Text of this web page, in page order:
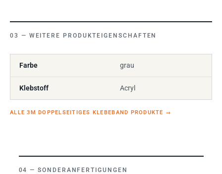
WEITERE PRODUKTEIGENSCHAFTEN
Farbe grau
Klebstoff Acryl
ALLE 3M DOPPELSEITIGES KLEBEBAND PRODUKTE →
SONDERANFERTIGUNGEN